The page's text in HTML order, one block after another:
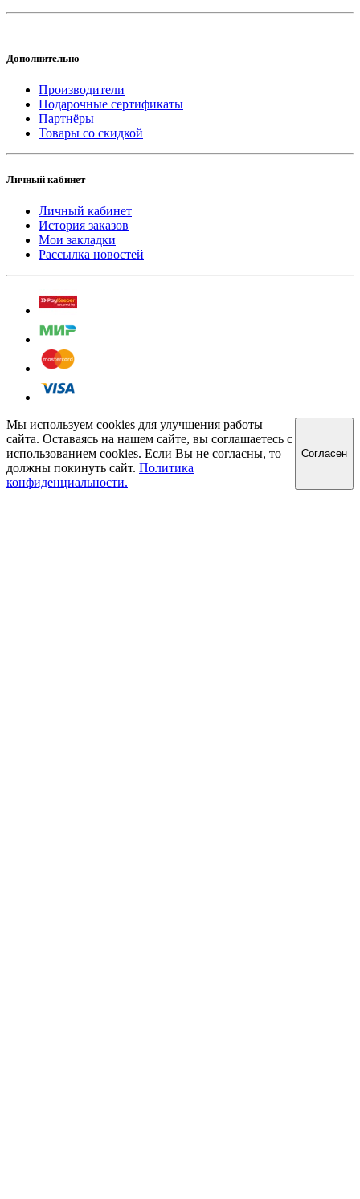
Дополнительно
Производители
Подарочные сертификаты
Партнёры
Товары со скидкой
Личный кабинет
Личный кабинет
История заказов
Мои закладки
Рассылка новостей
Мы используем cookies для улучшения работы
сайта. Оставаясь на нашем сайте, вы соглашаетесь с
использованием cookies. Если Вы не согласны, то
должны покинуть сайт. Политика
конфиденциальности.
Cогласен